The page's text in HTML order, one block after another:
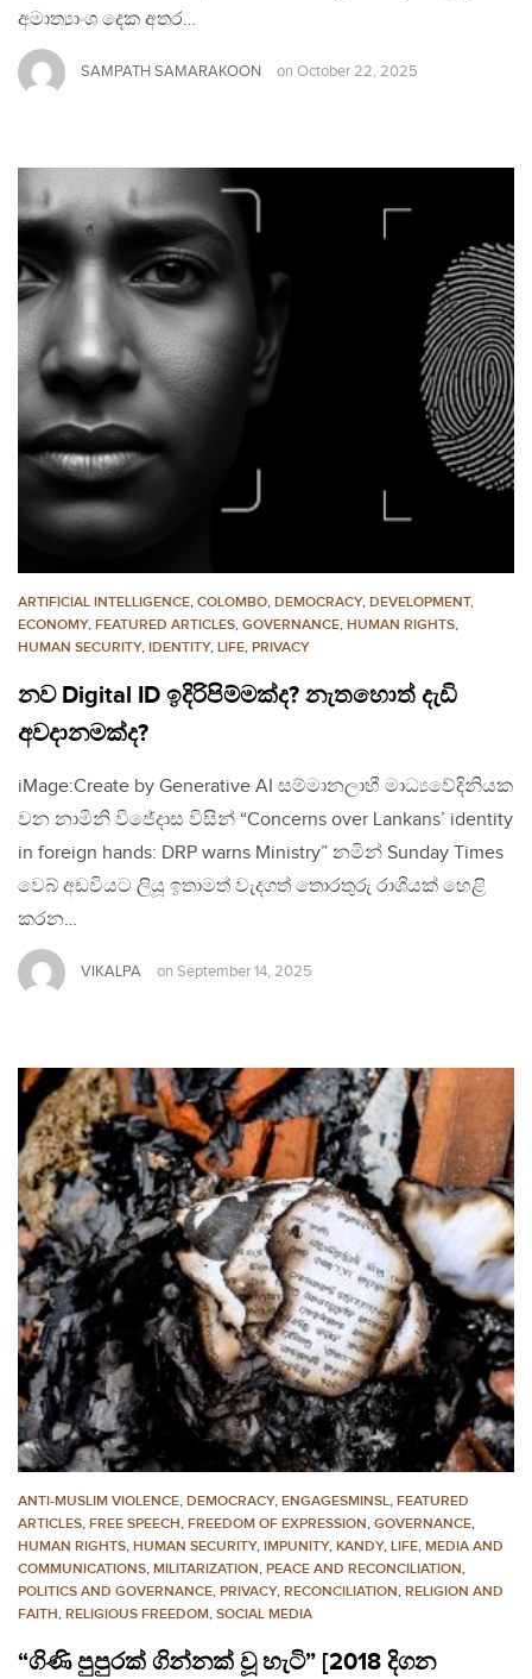
අමාත්‍යාංශ දෙක අතර…
SAMPATH SAMARAKOON on October 22, 2025
ARTIFICIAL INTELLIGENCE, COLOMBO, DEMOCRACY, DEVELOPMENT,
ECONOMY, FEATURED ARTICLES, GOVERNANCE, HUMAN RIGHTS,
HUMAN SECURITY, IDENTITY, LIFE, PRIVACY
නව Digital ID ඉදිරිපිම්මක්ද? නැතහොත් දැඩි
අවදානමක්ද?
iMage:Create by Generative AI සම්මානලාභී මාධ්‍යවේදිනියක
වන නාමිනි විජේදාස විසින් “Concerns over Lankans’ identity
in foreign hands: DRP warns Ministry” නමින් Sunday Times
වෙබ් අඩවියට ලියූ ඉතාමත් වැදගත් තොරතුරු රාශියක් හෙළි
කරන…
VIKALPA on September 14, 2025
ANTI-MUSLIM VIOLENCE, DEMOCRACY, ENGAGESMINSL, FEATURED
ARTICLES, FREE SPEECH, FREEDOM OF EXPRESSION, GOVERNANCE,
HUMAN RIGHTS, HUMAN SECURITY, IMPUNITY, KANDY, LIFE, MEDIA AND
COMMUNICATIONS, MILITARIZATION, PEACE AND RECONCILIATION,
POLITICS AND GOVERNANCE, PRIVACY, RECONCILIATION, RELIGION AND
FAITH, RELIGIOUS FREEDOM, SOCIAL MEDIA
“ගිණි පුපුරක් ගින්නක් වූ හැටි” [2018 දිගන